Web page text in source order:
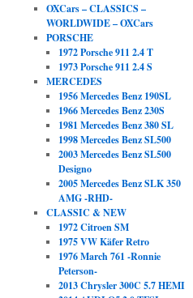
OXCars – CLASSICS –
WORLDWIDE – OXCars
PORSCHE
1972 Porsche 911 2.4 T
1973 Porsche 911 2.4 S
MERCEDES
1956 Mercedes Benz 190SL
1966 Mercedes Benz 230S
1981 Mercedes Benz 380 SL
1998 Mercedes Benz SL500
2003 Mercedes Benz SL500
Designo
2005 Mercedes Benz SLK 350
AMG -RHD-
CLASSIC & NEW
1972 Citroen SM
1975 VW Käfer Retro
1976 March 761 -Ronnie
Peterson-
2013 Chrysler 300C 5.7 HEMI